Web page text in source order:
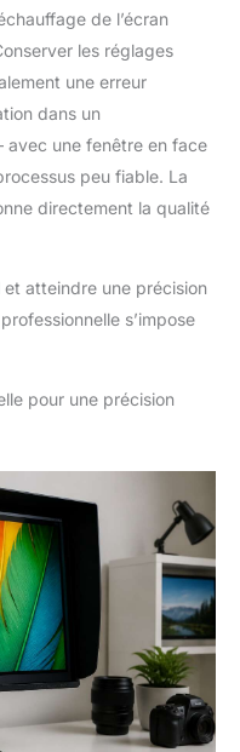
de l’écran
les réglages
une erreur
dans un
une fenêtre en face
peu fiable. La
directement la qualité
atteindre une précision
s’impose
pour une précision